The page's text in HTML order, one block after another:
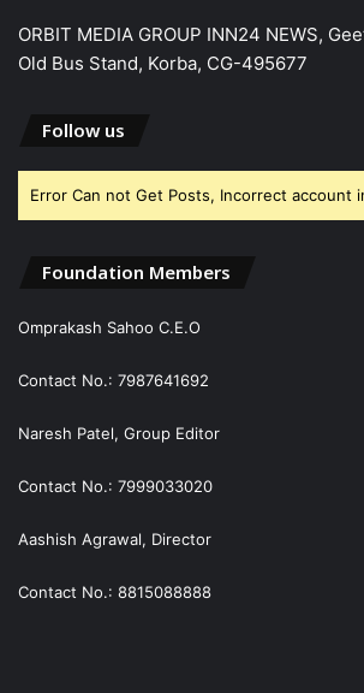
ORBIT MEDIA GROUP INN24 NEWS,
Old Bus Stand, Korba, CG-495677
Follow us
Error Can not Get Posts, Incorrect account
Foundation Members
Omprakash Sahoo C.E.O
Contact No.: 7987641692
Naresh Patel, Group Editor
Contact No.: 7999033020
Aashish Agrawal, Director
Contact No.: 8815088888